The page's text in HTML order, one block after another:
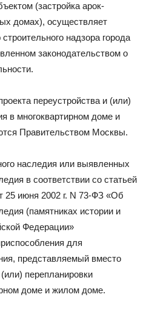
(застройка арок-
домах), осуществляет
надзора города
законодательством о
переустройства и (или)
в многоквартирном доме и
Правительством Москвы.
наследия или выявленных
в соответствии со статьей
25 июня 2002 г. N 73-ФЗ «Об
(памятниках истории и
Федерации»
для
представляемый вместо
перепланировки
доме и жилом доме.